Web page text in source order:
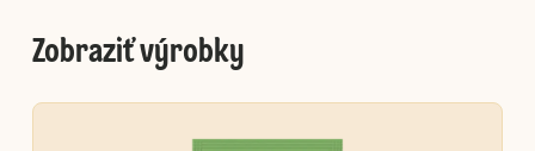
Zobraziť výrobky